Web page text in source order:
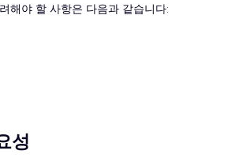
해야 할 사항은 다음과 같습니다:
성